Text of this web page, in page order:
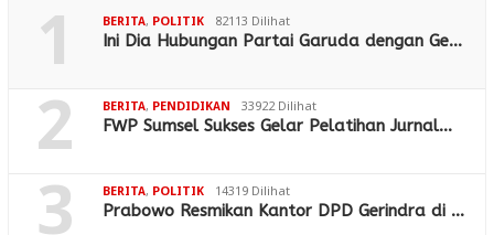
1 BERITA, POLITIK 82113 Dilihat
Ini Dia Hubungan Partai Garuda dengan Ge…
2 BERITA, PENDIDIKAN 33922 Dilihat
FWP Sumsel Sukses Gelar Pelatihan Jurnal…
3 BERITA, POLITIK 14319 Dilihat
Prabowo Resmikan Kantor DPD Gerindra di …